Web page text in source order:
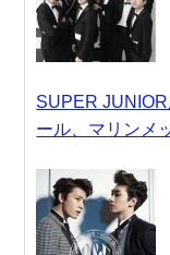
SUPER
ール、マリンメ